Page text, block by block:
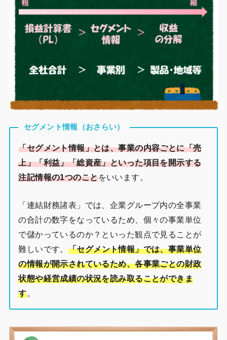
セグメント情報（おさらい）
「セグメント情報」とは、事業の内容ごとに「売
上」「利益」「総資産」といった項目を開示する
注記情報の1つのことをいいます。
「連結財務諸表」では、企業グループ内の全事業
の合計の数字をなっているため、個々の事業単位
で儲かっているのか？といった観点で見ることが
難しいです。 「セグメント情報」では、事業単位
の情報が開示されているため、各事業ごとの財政
状態や経営成績の状況を読み取ることができま
す。